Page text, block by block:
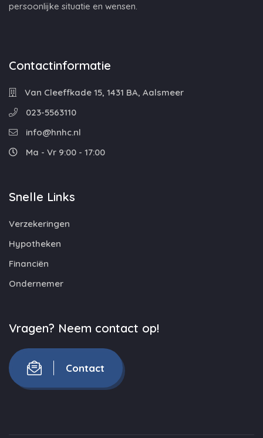
persoonlijke situatie en wensen.
Contactinformatie
Van Cleeffkade 15, 1431 BA, Aalsmeer
023-5563110
info@hnhc.nl
Ma - Vr 9:00 - 17:00
Snelle Links
Verzekeringen
Hypotheken
Financiën
Ondernemer
Vragen? Neem contact op!
Contact